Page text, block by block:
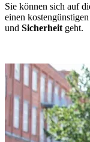
Sie können sich auf
einen
und Sicherheit geht.